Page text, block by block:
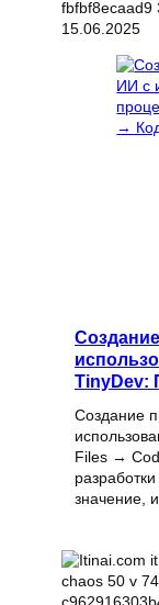
15.06.2025
Создание
Files →
значение,